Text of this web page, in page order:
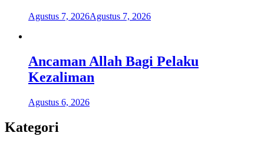
Agustus 7, 2026Agustus 7, 2026
Ancaman Allah Bagi Pelaku
Kezaliman
Agustus 6, 2026
Kategori